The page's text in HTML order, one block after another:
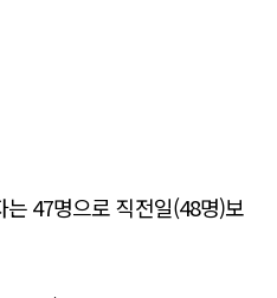
47명으로 직전일(48명)보